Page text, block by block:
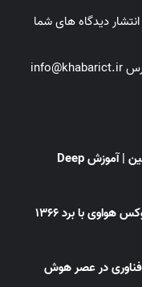
انتشار دیدگاه های شما
شما می توانید مطالب و مقالات خود را به آدرس info@khabarict.ir
تفاوت یادگیری عمیق با یادگیری ماشین | آموزش Deep
استلاتو G9 معرفی شد | شاسی‌بلند لوکس هواوی با برد ۱۳۶۶
فناوری در عصر هوش